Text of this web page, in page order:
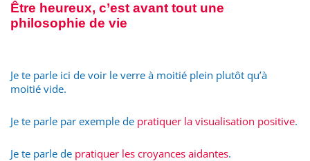
Être heureux, c’est avant tout une
philosophie de vie
Je te parle ici de voir le verre à moitié plein plutôt qu’à
moitié vide.
Je te parle par exemple de pratiquer la visualisation positive.
Je te parle de pratiquer les croyances aidantes.